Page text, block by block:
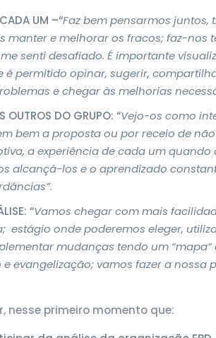
UM –“Faz bem pensarmos
manter e melhorar os fracos; faz-
senti desafiado. É importante
é permitido opinar, sugerir,
e chegar às melhorias
OUTROS DO GRUPO: “Vejo-os como
bem a proposta ou por receio de
a experiência de cada um
alcançá-los e o aprendizado
“Vamos chegar com mais
estágio onde poderemos eleger,
mudanças tendo um
evangelização; vamos fazer a
nesse primeiro momento que: